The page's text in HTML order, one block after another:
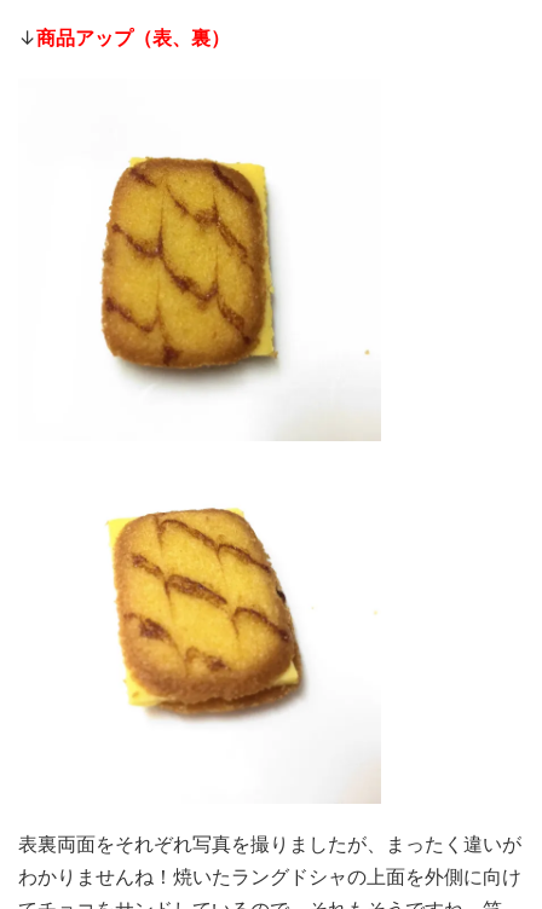
↓商品アップ（表、裏）
表裏両面をそれぞれ写真を撮りましたが、まったく違いが
わかりませんね！焼いたラングドシャの上面を外側に向け